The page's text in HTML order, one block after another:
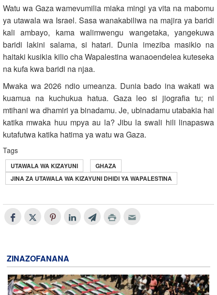
Watu wa Gaza wamevumilia miaka mingi ya vita na mabomu
ya utawala wa Israel. Sasa wanakabiliwa na majira ya baridi
kali ambayo, kama walimwengu wangetaka, yangekuwa
baridi lakini salama, si hatari. Dunia imeziba masikio na
haitaki kusikia kilio cha Wapalestina wanaoendelea kuteseka
na kufa kwa baridi na njaa.
Mwaka wa 2026 ndio umeanza. Dunia bado ina wakati wa
kuamua na kuchukua hatua. Gaza leo si jiografia tu; ni
mtihani wa dhamiri ya binadamu. Je, ubinadamu utabakia hai
katika mwaka huu mpya au la? Jibu la swali hili linapaswa
kutafutwa katika hatima ya watu wa Gaza.
Tags
UTAWALA WA KIZAYUNI
GHAZA
JINA ZA UTAWALA WA KIZAYUNI DHIDI YA WAPALESTINA
ZINAZOFANANA